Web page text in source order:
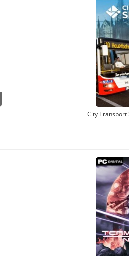
City Transport